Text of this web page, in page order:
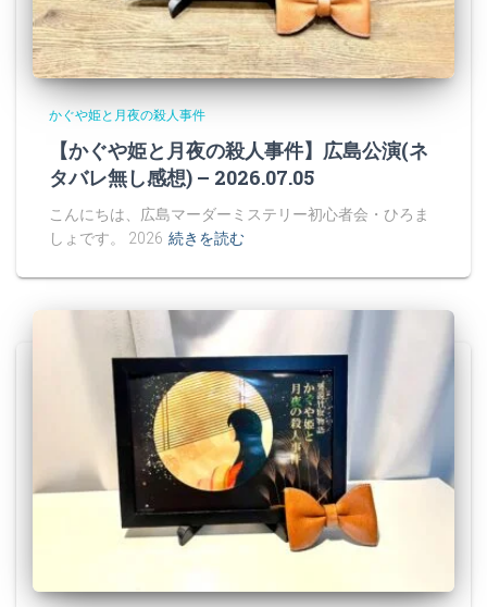
かぐや姫と月夜の殺人事件
【かぐや姫と月夜の殺人事件】広島公演(ネ
タバレ無し感想) – 2026.07.05
こんにちは、広島マーダーミステリー初心者会・ひろま
しょです。 2026 続きを読む